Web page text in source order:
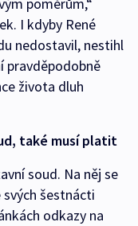
poměrům,“
I kdyby René
nedostavil, nestihl
pravděpodobně
života dluh
také musí platit
soud. Na něj se
šestnácti
odkazy na